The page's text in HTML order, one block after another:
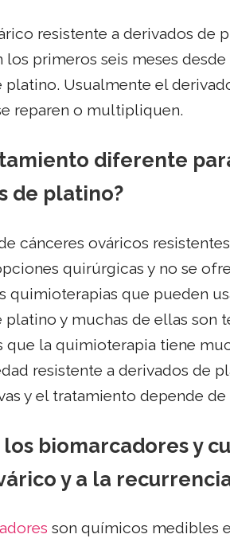
resistente a derivados de
los primeros seis meses
platino. Usualmente el
reparen o multipliquen.
diferente
de platino?
cánceres ováricos
quirúrgicas y no se
quimioterapias que pueden
platino y muchas de ellas son
que la quimioterapia tiene
resistente a derivados de
y el tratamiento depende
los biomarcadores y
y a la
son químicos medibles